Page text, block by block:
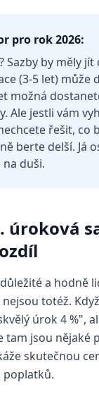
pro rok 2026:
Sazby by měly
(3-5 let) může
možná
Ale jestli vám
řešit, co
berte delší. Já
duši.
úroková
a hodně
nejsou totéž.
úrok 4 %",
tam jsou nějaké
skutečnou
poplatků.